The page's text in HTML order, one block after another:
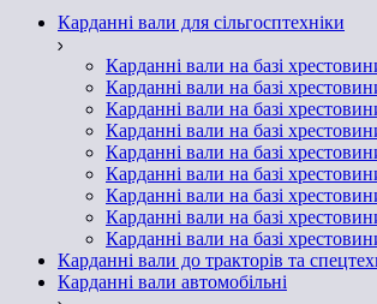
Карданні вали для сільгосптехніки
Карданні вали на базі
Карданні вали на базі
Карданні вали на базі
Карданні вали на базі
Карданні вали на базі
Карданні вали на базі
Карданні вали на базі
Карданні вали на базі
Карданні вали на базі
Карданні вали до тракторів та
Карданні вали автомобільні